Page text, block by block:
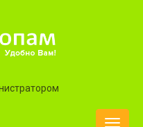
Toggle